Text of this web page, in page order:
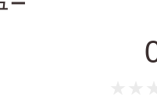
れる青年の絆を、
ー